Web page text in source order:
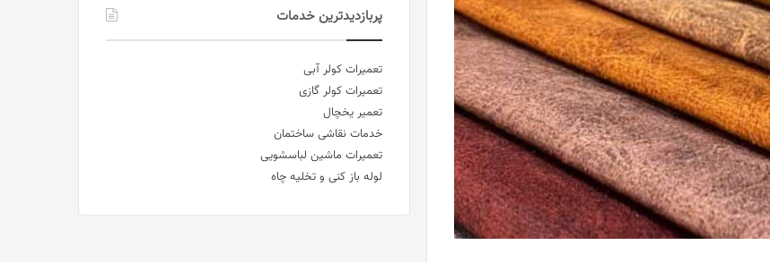
پربازدیدترین خدمات
تعمیرات کولر آبی
تعمیرات کولر گازی
تعمیر یخچال
خدمات نقاشی ساختمان
تعمیرات ماشین لباسشویی
لوله باز کنی و تخلیه چاه